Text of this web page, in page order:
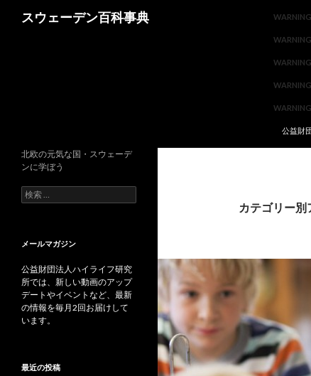
スウェーデン百科事典
WARNING
WARNING
WARNING
WARNING
WARNING
公益財
カテゴリー別
北欧の元気な国・スウェーデ
ンに学ぼう
検索:
メールマガジン
公益財団法人ハイライフ研究
所では、新しい動画のアップ
デートやイベントなど、最新
の情報を毎月2回お届けして
います。
最近の投稿